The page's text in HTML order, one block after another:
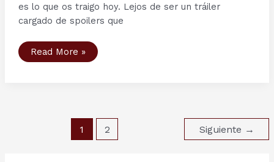
es lo que os traigo hoy. Lejos de ser un tráiler
cargado de spoilers que
Jugando
al
personajes
Read More »
1 2 Siguiente →